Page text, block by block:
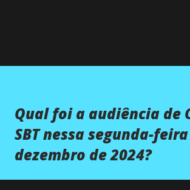
Qual foi a audiência de
SBT nessa segunda-
dezembro de 2024?